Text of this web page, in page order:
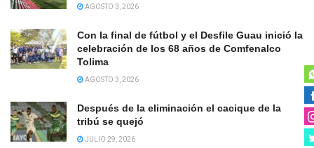
AGOSTO 3, 2026
Con la final de fútbol y el Desfile Guau inició la
celebración de los 68 años de Comfenalco
Tolima
AGOSTO 3, 2026
Después de la eliminación el cacique de la
tribú se quejó
JULIO 29, 2026